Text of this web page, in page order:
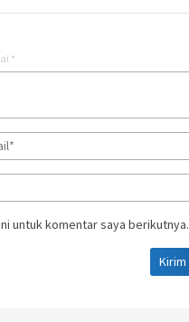
*
untuk komentar saya berikutnya.